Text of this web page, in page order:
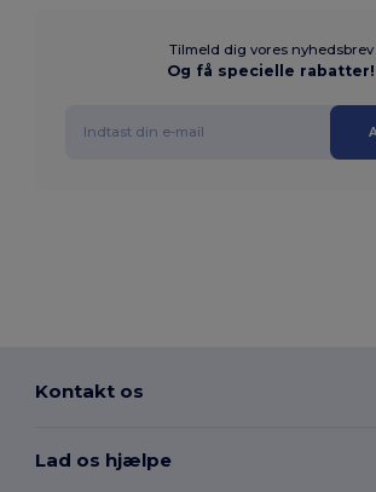
Tilmeld dig vores nyhedsbrev
Og få specielle rabatter!
Kontakt os
Lad os hjælpe